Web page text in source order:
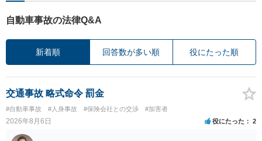
自動車事故の法律Q&A
新着順 回答数が多い順 役にたった順
交通事故 略式命令 罰金
#自動車事故 #人身事故 #保険会社との交渉 #加害者
2026年8月6日 役にたった 2